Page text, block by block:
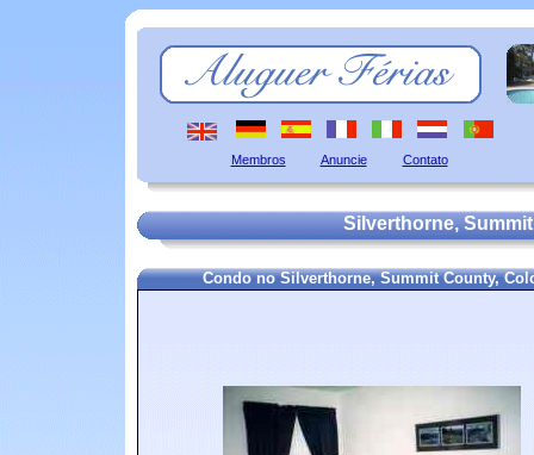
Membros Anuncie Contato
Silverthorne,
Condo no Silverthorne, Summit County,